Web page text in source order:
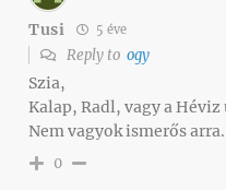
Tusi 5 éve
Reply to ogy
Szia,
Kalap, Radl, vagy a
Nem vagyok ismerős arra.
0